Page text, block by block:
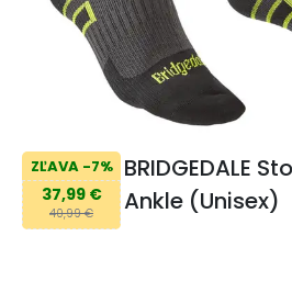
ZĽAVA -7%
37,99 €
40,99 €
BRIDGEDALE
Ankle (Unisex)